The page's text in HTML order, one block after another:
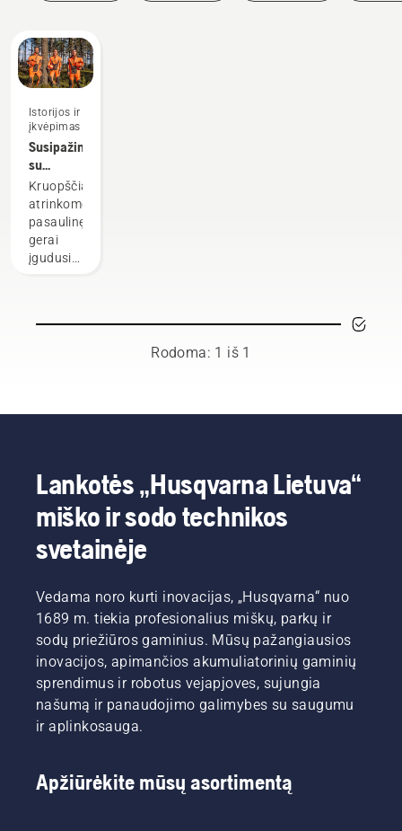
Istorijos ir
įkvėpimas
Susipažinkite
su
„Husqvarna“
H
komanda
– mūsų
reikliausiais
Kruopščiai
atrinkome
pasaulinę
gerai
įgudusių
grupę iš
mūsų H
komanda.
Ir jie yra
reikliausi
mūsų
naudotojai.
Rodoma: 1 iš 1
Lankotės „Husqvarna Lietuva“
miško ir sodo technikos
svetainėje
Vedama noro kurti inovacijas, „Husqvarna“ nuo
1689 m. tiekia profesionalius miškų, parkų ir
sodų priežiūros gaminius. Mūsų pažangiausios
inovacijos, apimančios akumuliatorinių gaminių
sprendimus ir robotus vejapjoves, sujungia
našumą ir panaudojimo galimybes su saugumu
ir aplinkosauga.
Apžiūrėkite mūsų asortimentą